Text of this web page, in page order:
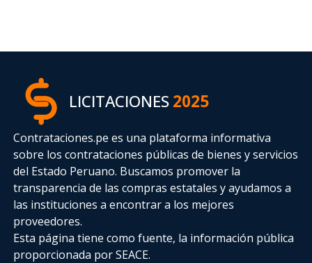
LICITACIONES2025
Contrataciones.pe es una plataforma informativa
sobre los contrataciones públicas de bienes y servicios
del Estado Peruano. Buscamos promover la
transparencia de las compras estatalesy ayudamos a
las instituciones a encontrar a los mejores
proveedores.
Esta página tiene como fuente, la información pública
proporcionada por SEACE.